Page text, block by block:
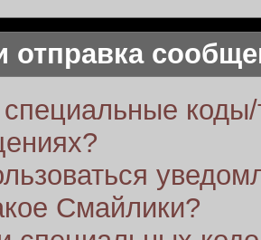
отправка
коды/
Смайлики?